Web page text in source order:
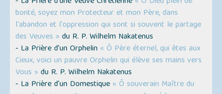
bonté, soyez mon Protecteur et mon Père, dans
l'abandon et l'oppression qui sont si souvent le partage
des Veuves » du R. P. Wilhelm Nakatenus
- La Prière d'un Orphelin « Ô Père éternel, qui êtes aux
Cieux, voici un pauvre Orphelin qui élève ses mains vers
Vous » du R. P. Wilhelm Nakatenus
- La Prière d'un Domestique « Ô souverain Maître du